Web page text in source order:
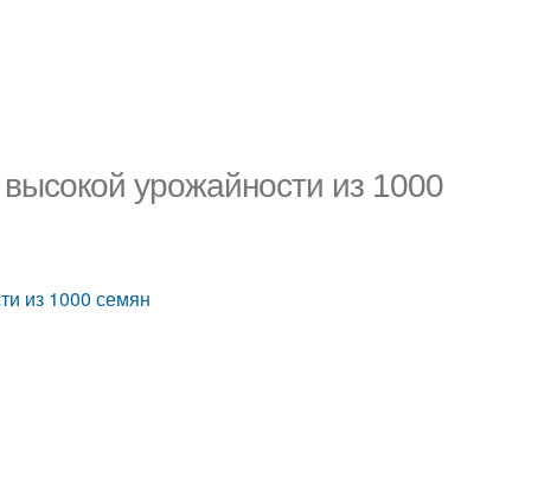
урожайности из 1000
из 1000 семян